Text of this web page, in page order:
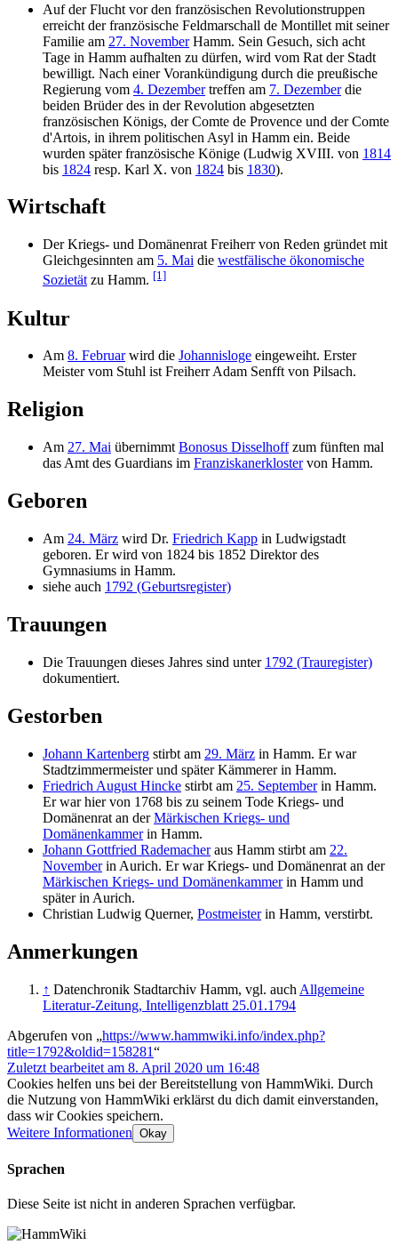
Auf der Flucht vor den französischen Revolutionstruppen
erreicht der französische Feldmarschall de Montillet mit seiner
Familie am 27. NovemberHamm. Sein Gesuch, sich acht
Tage in Hamm aufhalten zu dürfen, wird vom Rat der Stadt
bewilligt. Nach einer Vorankündigung durch die preußische
Regierung vom 4. Dezembertreffen am 7. Dezemberdie
beiden Brüder des in der Revolution abgesetzten
französischen Königs, der Comte de Provence und der Comte
d'Artois, in ihrem politischen Asyl in Hamm ein. Beide
wurden später französische Könige (Ludwig XVIII. von 1814
bis 1824 resp. Karl X. von 1824 bis 1830).
Wirtschaft
Der Kriegs- und Domänenrat Freiherr von Reden gründet mit
Gleichgesinnten am 5. Mai die westfälische ökonomische
Sozietätzu Hamm. [1]
Kultur
Am 8. Februarwird die Johannisloge eingeweiht. Erster
Meister vom Stuhl ist Freiherr Adam Senfft von Pilsach.
Religion
Am 27. Mai übernimmt Bonosus Disselhoffzum fünften mal
das Amt des Guardians im Franziskanerklostervon Hamm.
Geboren
Am 24. März wird Dr. Friedrich Kapp in Ludwigstadt
geboren. Er wird von 1824 bis 1852 Direktor des
Gymnasiums in Hamm.
siehe auch 1792 (Geburtsregister)
Trauungen
Die Trauungen dieses Jahres sind unter 1792 (Trauregister)
dokumentiert.
Gestorben
Johann Kartenberg stirbt am 29. März in Hamm. Er war
Stadtzimmermeister und später Kämmerer in Hamm.
Friedrich August Hincke stirbt am 25. Septemberin Hamm.
Er war hier von 1768 bis zu seinem Tode Kriegs- und
Domänenrat an derMärkischen Kriegs- und
Domänenkammerin Hamm.
Johann Gottfried Rademacheraus Hamm stirbt am 22.
Novemberin Aurich. Er war Kriegs- und Domänenrat an der
Märkischen Kriegs- und Domänenkammerin Hamm und
später in Aurich.
Christian Ludwig Querner, Postmeisterin Hamm, verstirbt.
Anmerkungen
↑ Datenchronik Stadtarchiv Hamm, vgl. auch Allgemeine
Literatur-Zeitung, Intelligenzblatt 25.01.1794
Abgerufen von „https://www.hammwiki.info/index.php?
title=1792&oldid=158281“
Zuletzt bearbeitet am 8. April 2020 um 16:48
Cookies helfen uns bei der Bereitstellung von HammWiki. Durch
die Nutzung von HammWiki erklärst du dich damit einverstanden,
dass wir Cookies speichern.
Weitere Informationen Okay
Sprachen
Diese Seite ist nicht in anderen Sprachen verfügbar.